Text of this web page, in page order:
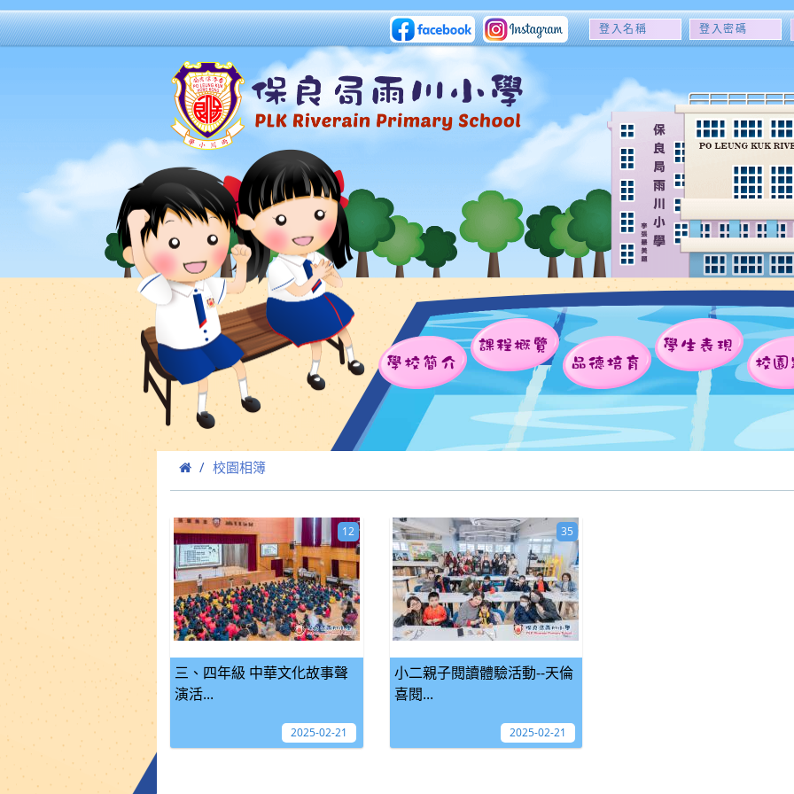
登
名
稱
登
密
碼
學校簡介
課程概覽
品德培育
學生表現
校
校園相簿
三、四年級 中華文化故事聲
演活...
12
2025-02-21
小二親子閱讀體驗活動--天倫
喜閱...
35
2025-02-21